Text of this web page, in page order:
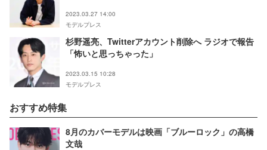
2023.03.27 14:00
モデルプレス
杉野遥亮、Twitterアカウント削除へ ラジオで報告
「怖いと思っちゃった」
2023.03.15 10:28
モデルプレス
おすすめ特集
8月のカバーモデルは映画「ブルーロック」の高橋
文哉